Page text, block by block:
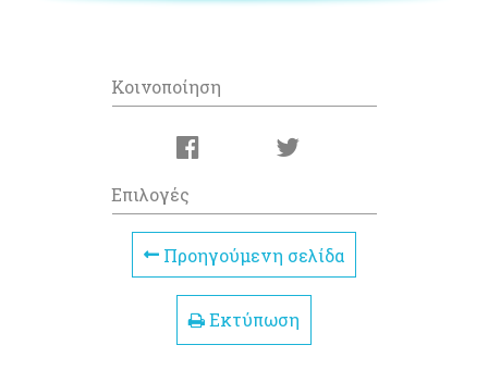
Κοινοποίηση
Επιλογές
Προηγούμενη σελίδα
Εκτύπωση